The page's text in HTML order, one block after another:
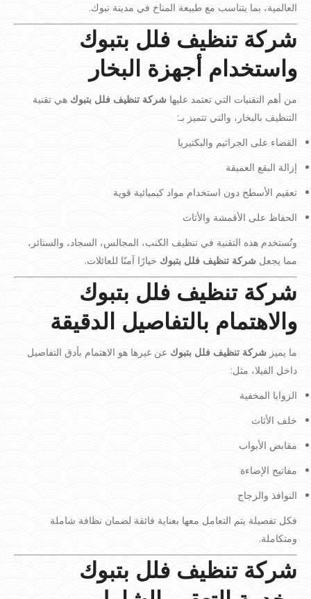
العالمية، بما يتناسب مع طبيعة المناخ في مدينة تبوك.
شركة تنظيف فلل بتبوك
واستخدام أجهزة البخار
من أهم التقنيات التي تعتمد عليها شركة تنظيف فلل بتبوك هي تقنية
التنظيف بالبخار، والتي تتميز بـ:
القضاء على الجراثيم والبكتيريا
إزالة البقع العميقة
تعقيم الأسطح دون استخدام مواد كيميائية قوية
الحفاظ على الأقمشة والأثاث
وتُستخدم هذه التقنية في تنظيف الكنب، المجالس، السجاد، والستائر،
مما يجعل شركة تنظيف فلل بتبوك خيارًا آمنًا للعائلات.
شركة تنظيف فلل بتبوك
والاهتمام بالتفاصيل الدقيقة
ما يميز شركة تنظيف فلل بتبوك عن غيرها هو الاهتمام بأدق التفاصيل
داخل الفيلا، مثل:
الزوايا المخفية
خلف الأثاث
مقابض الأبواب
مفاتيح الإضاءة
النوافذ والزجاج
فكل تفصيلة يتم التعامل معها بعناية فائقة لضمان نظافة شاملة
ومتكاملة.
شركة تنظيف فلل بتبوك